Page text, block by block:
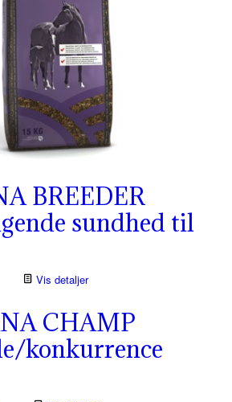
BREEDER
sundhed til
Vis detaljer
CHAMP
konkurrence